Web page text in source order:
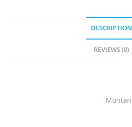
DESCRIPTION
REVIEWS (0)